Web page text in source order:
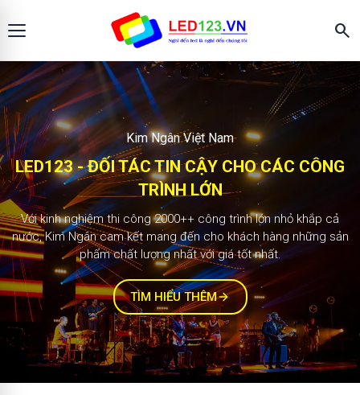
search
2.000+ công trình
Màn hình LED123
KIM NGÂN - ĐỐI TÁC TIN CẬY CHO CÁC
CÔNG TRÌNH LỚN
Với kinh nghiệm thi công 1000++ công trình lớn nhỏ khắp cả
nước, Kim Ngân cam kết mang đến cho khách hàng những sản
phẩm chất lượng nhất với giá tốt nhất.
TÌM HIỂU THÊM